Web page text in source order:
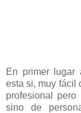
En primer lugar
esta si, muy fácil
profesional
sino de